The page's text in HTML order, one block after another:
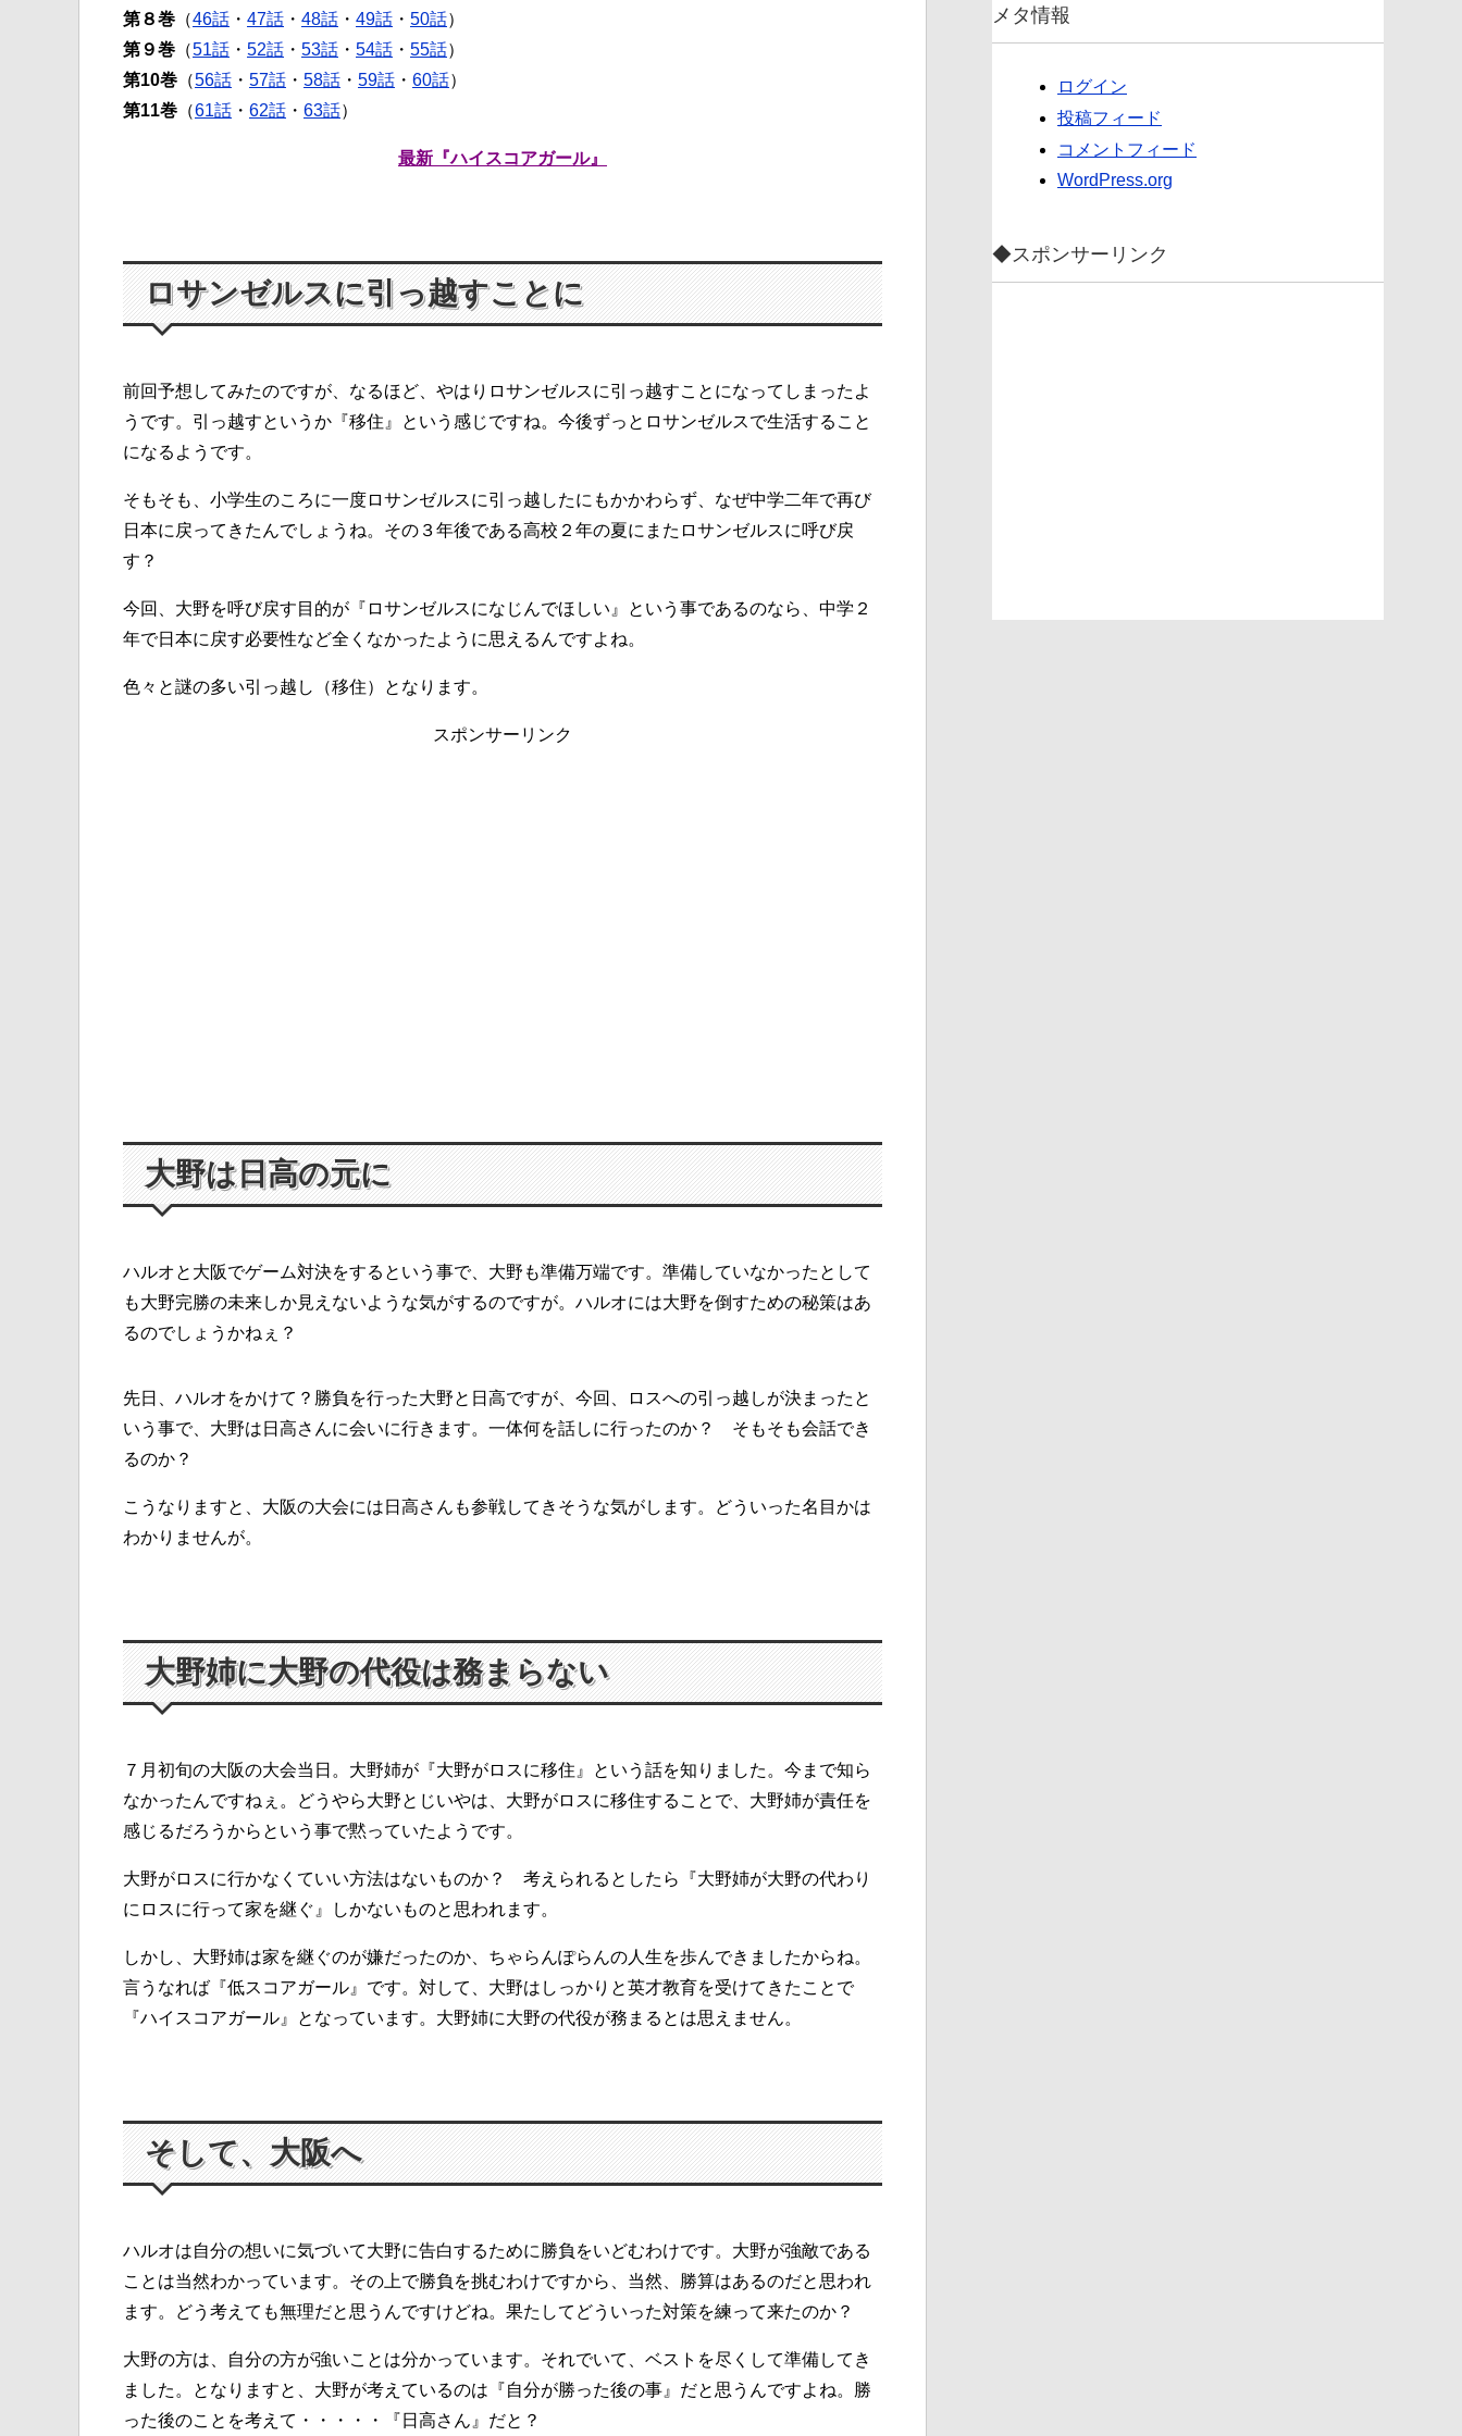
第８巻 （46話 ・ 47話 ・ 48話 ・ 49話 ・ 50話）
第９巻 （51話 ・ 52話 ・ 53話 ・ 54話 ・ 55話）
第10巻 （56話 ・ 57話 ・ 58話 ・ 59話 ・ 60話）
第11巻 （61話 ・ 62話 ・ 63話）
最新『ハイスコアガール』
ロサンゼルスに引っ越すことに
前回予想してみたのですが、なるほど、やはりロサンゼルスに引っ越すことになってしまったよ
うです。引っ越すというか『移住』という感じですね。今後ずっとロサンゼルスで生活すること
になるようです。
そもそも、小学生のころに一度ロサンゼルスに引っ越したにもかかわらず、なぜ中学二年で再び
日本に戻ってきたんでしょうね。その３年後である高校２年の夏にまたロサンゼルスに呼び戻
す？
今回、大野を呼び戻す目的が『ロサンゼルスになじんでほしい』という事であるのなら、中学２
年で日本に戻す必要性など全くなかったように思えるんですよね。
色々と謎の多い引っ越し（移住）となります。
スポンサーリンク
大野は日高の元に
ハルオと大阪でゲーム対決をするという事で、大野も準備万端です。準備していなかったとして
も大野完勝の未来しか見えないような気がするのですが。ハルオには大野を倒すための秘策はあ
るのでしょうかねぇ？
先日、ハルオをかけて？勝負を行った大野と日高ですが、今回、ロスへの引っ越しが決まったと
いう事で、大野は日高さんに会いに行きます。一体何を話しに行ったのか？ そもそも会話でき
るのか？
こうなりますと、大阪の大会には日高さんも参戦してきそうな気がします。どういった名目かは
わかりませんが。
大野姉に大野の代役は務まらない
７月初旬の大阪の大会当日。大野姉が『大野がロスに移住』という話を知りました。今まで知ら
なかったんですねぇ。どうやら大野とじいやは、大野がロスに移住することで、大野姉が責任を
感じるだろうからという事で黙っていたようです。
大野がロスに行かなくていい方法はないものか？ 考えられるとしたら『大野姉が大野の代わり
にロスに行って家を継ぐ』しかないものと思われます。
しかし、大野姉は家を継ぐのが嫌だったのか、ちゃらんぽらんの人生を歩んできましたからね。
言うなれば『低スコアガール』です。対して、大野はしっかりと英才教育を受けてきたことで
『ハイスコアガール』となっています。大野姉に大野の代役が務まるとは思えません。
そして、大阪へ
ハルオは自分の想いに気づいて大野に告白するために勝負をいどむわけです。大野が強敵である
ことは当然わかっています。その上で勝負を挑むわけですから、当然、勝算はあるのだと思われ
ます。どう考えても無理だと思うんですけどね。果たしてどういった対策を練って来たのか？
大野の方は、自分の方が強いことは分かっています。それでいて、ベストを尽くして準備してき
ました。となりますと、大野が考えているのは『自分が勝った後の事』だと思うんですよね。勝
った後のことを考えて・・・・・『日高さん』だと？
メタ情報
ログイン
投稿フィード
コメントフィード
WordPress.org
◆スポンサーリンク